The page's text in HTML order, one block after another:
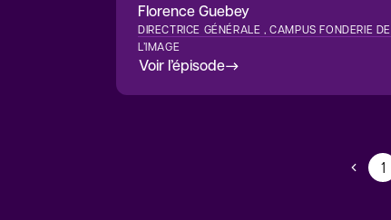
FlorenceGuebey
DIRECTRICE GÉNÉRALE , CAMPUS FONDERIE DE
L’IMAGE
Voir l’épisode
1